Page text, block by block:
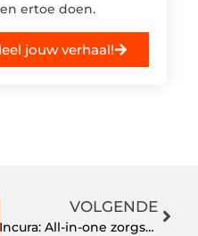
ertoe doen.
jouw verhaal!
VOLGENDE
Incura: All-in-one zorgsoftware voor het snel en efficiënt regelen van administratieve zaken